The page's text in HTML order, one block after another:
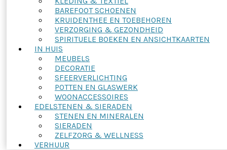
BAREFOOT SCHOENEN
KRUIDENTHEE EN TOEBEHOREN
VERZORGING & GEZONDHEID
SPIRITUELE BOEKEN EN ANSICHTKAARTEN
IN HUIS
MEUBELS
DECORATIE
SFEERVERLICHTING
POTTEN EN GLASWERK
WOONACCESSOIRES
EDELSTENEN & SIERADEN
STENEN EN MINERALEN
SIERADEN
ZELFZORG & WELLNESS
VERHUUR